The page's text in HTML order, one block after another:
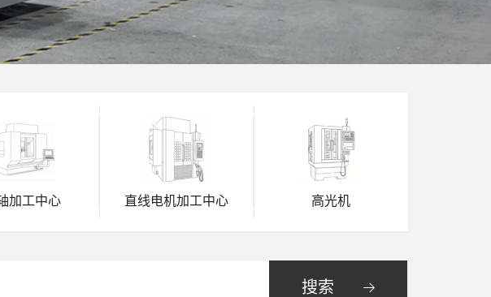
加工中心 直线电机加工中心 高光机
搜索